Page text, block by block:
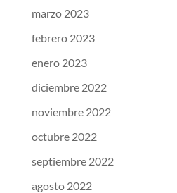
marzo 2023
febrero 2023
enero 2023
diciembre 2022
noviembre 2022
octubre 2022
septiembre 2022
agosto 2022